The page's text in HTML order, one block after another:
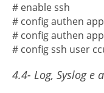
# enable ssh
# config authen
# config authen
# config ssh user
4.4- Log, Syslog e